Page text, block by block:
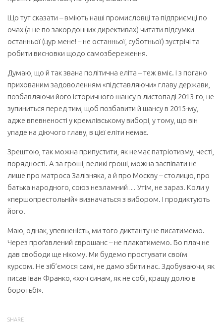
Що тут сказати – вміють наші промисловці та підприємці по
очах (а не по закордонних директивах) читати підсумки
останньої (цур мене! – не останньої, суботньої) зустрічі та
робити висновки щодо самозбереження.
Думаю, що й так звана політична еліта – теж вміє. І з погано
прихованим задоволенням «підставляючи» главу держави,
позбавляючи його історичного шансу в листопаді 2013-го, не
зупиниться перед тим, щоб позбавити й шансу в 2015-му,
адже впевненості у кремлівському виборі, у тому, що він
упаде на діючого главу, в цієї еліти немає.
Зрештою, так можна припустити, як немає патріотизму, честі,
порядності. А за гроші, великі гроші, можна заспівати не
лише про матроса Залізняка, а й про Москву – столицю, про
батька народного, союз незламний… Утім, не зараз. Коли у
«першопрестольній» визначаться з вибором. І продиктують
його.
Маю, однак, упевненість, ми того диктанту не писатимемо.
Через проґавлений єврошанс – не плакатимемо. Бо плач не
дав свободи ще нікому. Ми будемо простувати своїм
курсом. Не зіб’ємося самі, не дамо збити нас. Здобуваючи, як
писав Іван Франко, «хоч синам, як не собі, кращу долю в
боротьбі».
SHARE